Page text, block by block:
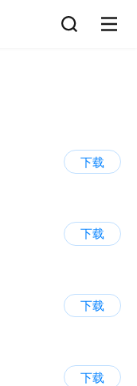
下载
下载
下载
下载